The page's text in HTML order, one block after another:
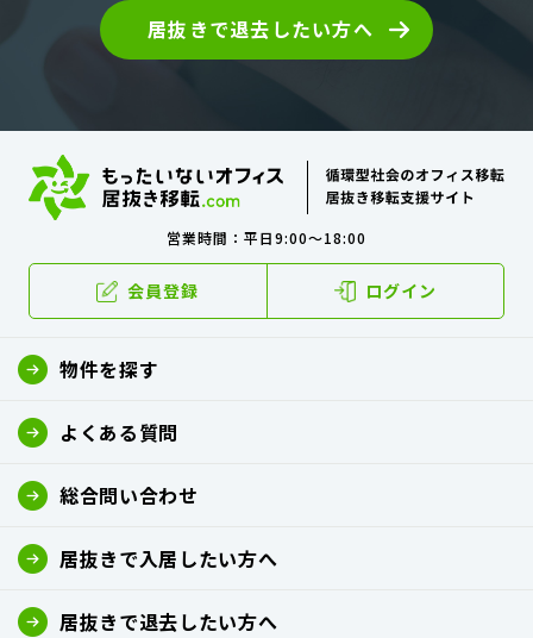
居抜きで退去したい方へ
営業時間：平日9:00～18:00
会員登録 ログイン
物件を探す
よくある質問
総合問い合わせ
居抜きで入居したい方へ
居抜きで退去したい方へ